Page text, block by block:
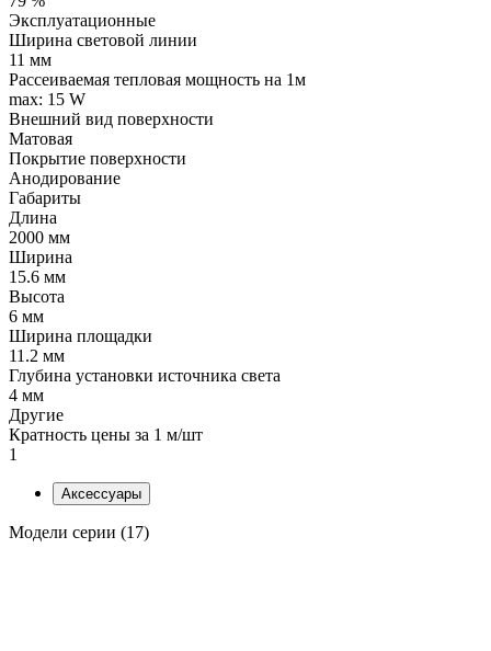
Эксплуатационные
Ширина световой линии
11 мм
Рассеиваемая тепловая мощность на 1м
max: 15 W
Внешний вид поверхности
Матовая
Покрытие поверхности
Анодирование
Габариты
Длина
2000 мм
Ширина
15.6 мм
Высота
6 мм
Ширина площадки
11.2 мм
Глубина установки источника света
4 мм
Другие
Кратность цены за 1 м/шт
1
Аксессуары
Модели серии (17)